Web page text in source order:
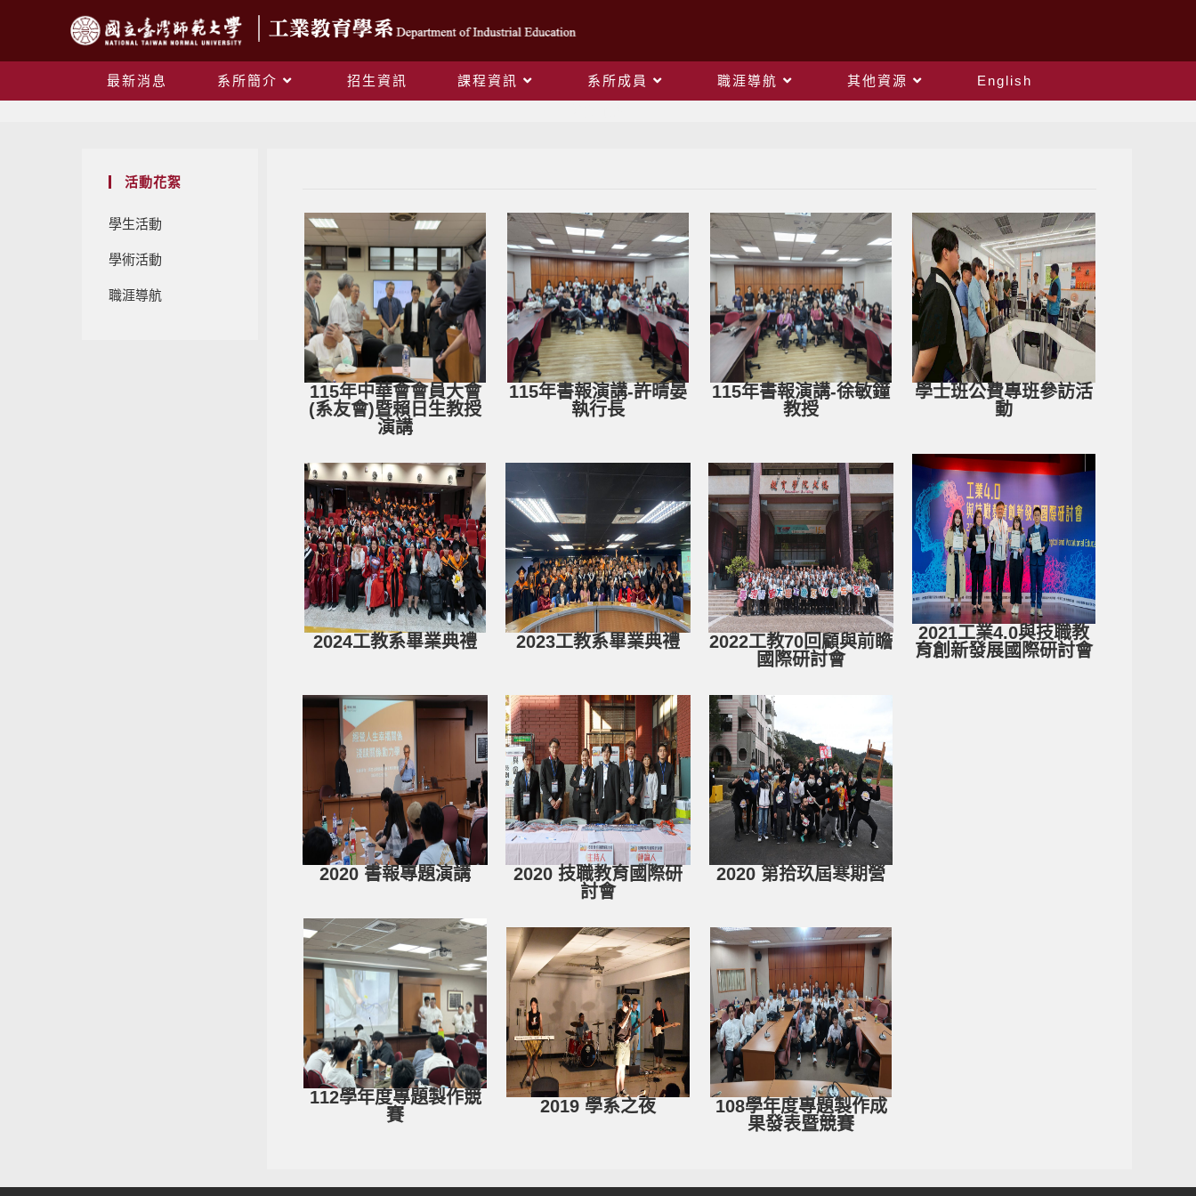
最新消息 系所簡介 招生資訊 課程資訊 系所成員 職涯導航 其他資源
English
活動花絮
學生活動
學術活動
職涯導航
115年中華會會員大會
(系友會)暨賴日生教授
演講
115年書報演講-許晴晏
執行長
115年書報演講-徐敏鐘
教授
學士班公費專班參訪活
動
2024工教系畢業典禮 2023工教系畢業典禮
2022工教70回顧與前瞻
國際研討會
2021工業4.0與技職教
育創新發展國際研討會
2020 書報專題演講
2020 技職教育國際研
討會
2020 第拾玖屆寒期營
112學年度專題製作競
賽
2019 學系之夜
108學年度專題製作成
果發表暨競賽